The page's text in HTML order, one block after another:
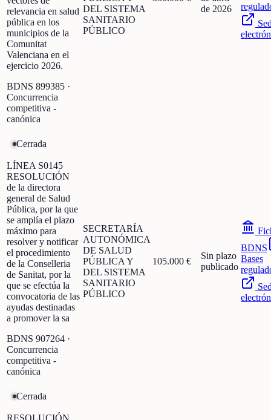
relevancia en salud
pública en los
municipios de la
Comunitat
Valenciana en el
ejercicio 2026.
BDNS 899385 ·
Concurrencia
competitiva -
canónica
DEL SISTEMA
SANITARIO
PÚBLICO
de 2026
Cerrada
LÍNEA S0145
RESOLUCIÓN
de la directora
general de Salud
Pública, por la que
se amplía el plazo
máximo para
resolver y notificar
el procedimiento
de la Conselleria
de Sanitat, por la
que se efectúa la
convocatoria de las
ayudas destinadas
a promover la sa
BDNS 907264 ·
Concurrencia
competitiva -
canónica
SECRETARÍA
AUTONÓMICA
DE SALUD
PÚBLICA Y
DEL SISTEMA
SANITARIO
PÚBLICO
105.000 €
Sin plazo
publicado
BDNS
Bases
Cerrada
RESOLUCIÓN